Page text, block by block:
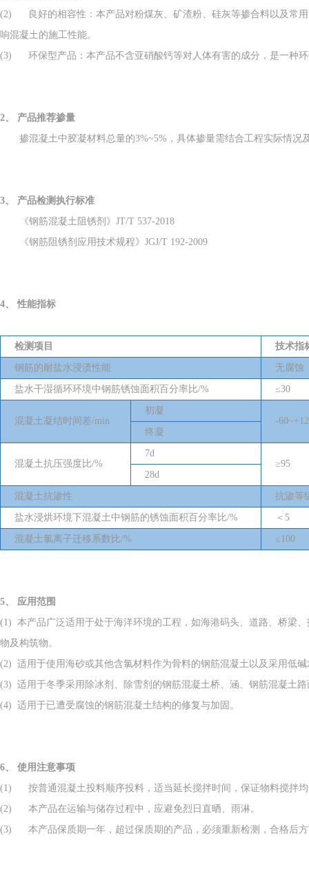
(2) 良好的相容性：本产品对粉煤灰、矿渣粉、硅灰等掺合料以及常
响混凝土的施工性能。
(3) 环保型产品：本产品不含亚硝酸钙等对人体有害的成分，是一种环
2、 产品推荐掺量
掺混凝土中胶凝材料总量的3%~5%，具体掺量需结合工程实际情况
3、 产品检测执行标准
《钢筋混凝土阻锈剂》 JT/T 537-2018
《钢筋阻锈剂应用技术规程》 JGJ/T 192-2009
4、性能指标
检测项目 技术指
钢筋的耐盐水浸渍性能 无腐蚀
盐水干湿循环环境中钢筋锈蚀面积百分率比/% ≤30
混凝土凝结时间差/min
初凝
-60~
终凝
混凝土抗压强度比/%
7d
≥95
28d
混凝土抗渗性 抗渗等
盐水浸烘环境下混凝土中钢筋的锈蚀面积百分率比/% ＜ 5
混凝土氯离子迁移系数比/% ≤100
5、 应用范围
(1) 本产品广泛适用于处于海洋环境的工程，如海港码头、道路、桥梁
物及构筑物。
(2) 适用于使用海砂或其他含氯材料作为骨料的钢筋混凝土以及采用低
(3) 适用于冬季采用除冰剂、除雪剂的钢筋混凝土桥、涵、钢筋混凝土
(4) 适用于已遭受腐蚀的钢筋混凝土结构的修复与加固。
6、 使用注意事项
(1) 按普通混凝土投料顺序投料，适当延长搅拌时间，保证物料搅拌
(2) 本产品在运输与储存过程中，应避免烈日直晒、雨淋。
(3) 本产品保质期一年，超过保质期的产品，必须重新检测，合格后